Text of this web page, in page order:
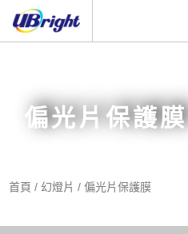
偏光片保護膜
首頁 / 幻燈片 / 偏光片保護膜